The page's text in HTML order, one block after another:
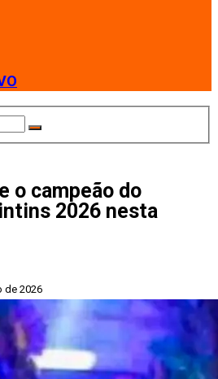
o campeão do
2026 nesta
de 2026